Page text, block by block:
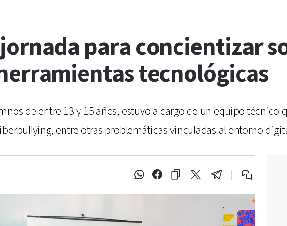
para concientizar
tecnológicas
de entre 13 y 15 años, estuvo a cargo de un equipo
entre otras problemáticas vinculadas al entorno